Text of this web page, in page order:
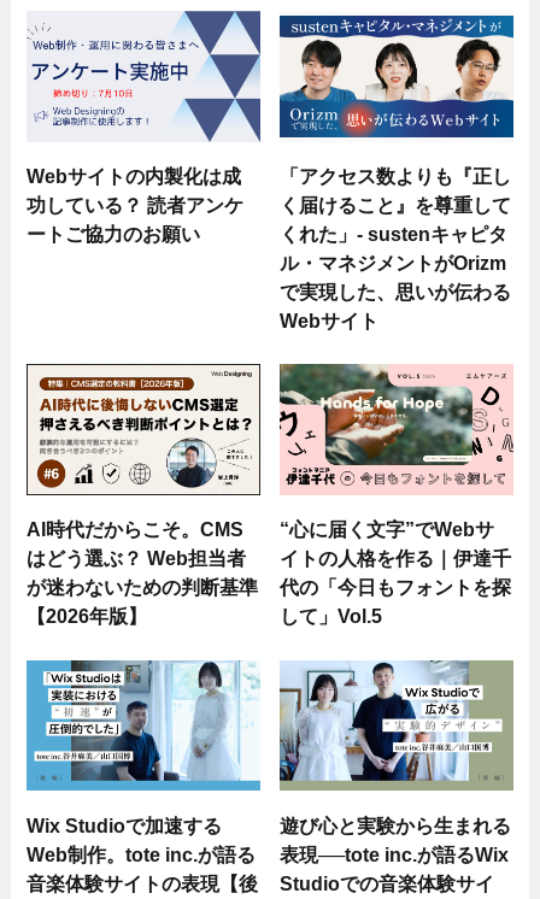
Webサイトの内製化は成
功している？ 読者アンケ
ートご協力のお願い
「アクセス数よりも『正し
く届けること』を尊重して
くれた」- sustenキャピタ
ル・マネジメントがOrizm
で実現した、思いが伝わる
Webサイト
AI時代だからこそ。CMS
はどう選ぶ？ Web担当者
が迷わないための判断基準
【2026年版】
“心に届く文字”でWebサ
イトの人格を作る｜伊達千
代の「今日もフォントを探
して」Vol.5
Wix Studioで加速する
Web制作。tote inc.が語る
音楽体験サイトの表現【後
遊び心と実験から生まれる
表現──tote inc.が語るWix
Studioでの音楽体験サイ